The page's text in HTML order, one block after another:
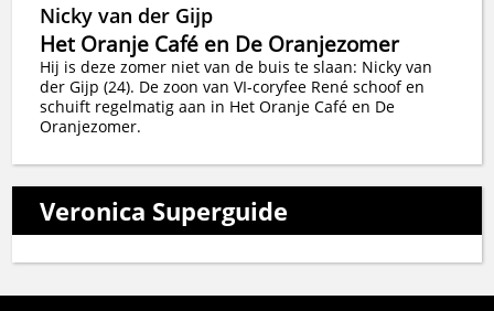
Nicky van der Gijp
Het Oranje Café en De Oranjezomer
Hij is deze zomer niet van de buis te slaan: Nicky van
der Gijp (24). De zoon van VI-coryfee René schoof en
schuift regelmatig aan in Het Oranje Café en De
Oranjezomer.
Veronica Superguide